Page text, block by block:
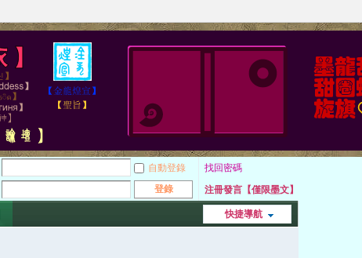
自動登錄
找回密碼
登錄 注冊發言【僅限墨文】
快捷導航